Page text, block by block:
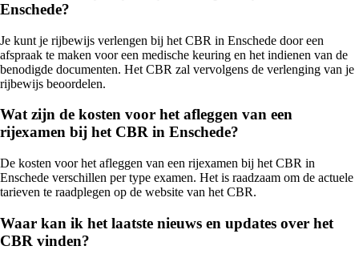
Enschede?
Je kunt je rijbewijs verlengen bij het CBR in Enschede door een
afspraak te maken voor een medische keuring en het indienen van de
benodigde documenten. Het CBR zal vervolgens de verlenging van je
rijbewijs beoordelen.
Wat zijn de kosten voor het afleggen van een
rijexamen bij het CBR in Enschede?
De kosten voor het afleggen van een rijexamen bij het CBR in
Enschede verschillen per type examen. Het is raadzaam om de actuele
tarieven te raadplegen op de website van het CBR.
Waar kan ik het laatste nieuws en updates over het
CBR vinden?